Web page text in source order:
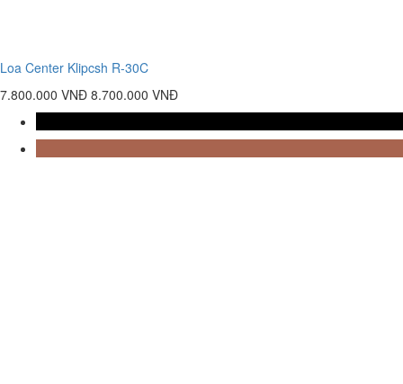
Loa Center Klipcsh R-30C
7.800.000 VNĐ 8.700.000 VNĐ